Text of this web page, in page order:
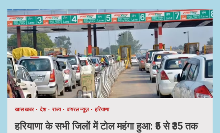
खास खबर देश राज्य वायरल न्यूज़ हरियाणा
हरियाणा के सभी जिलों में टोल महंगा हुआ: ₹5 से ₹35 तक